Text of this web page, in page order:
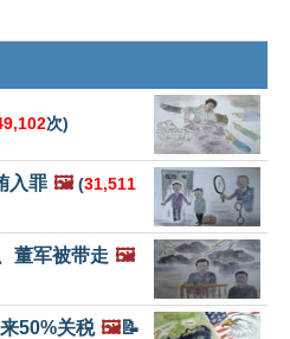
次)
入罪 🖼️ (31,511
董军被带走 🖼️
50%关税 🖼️📝